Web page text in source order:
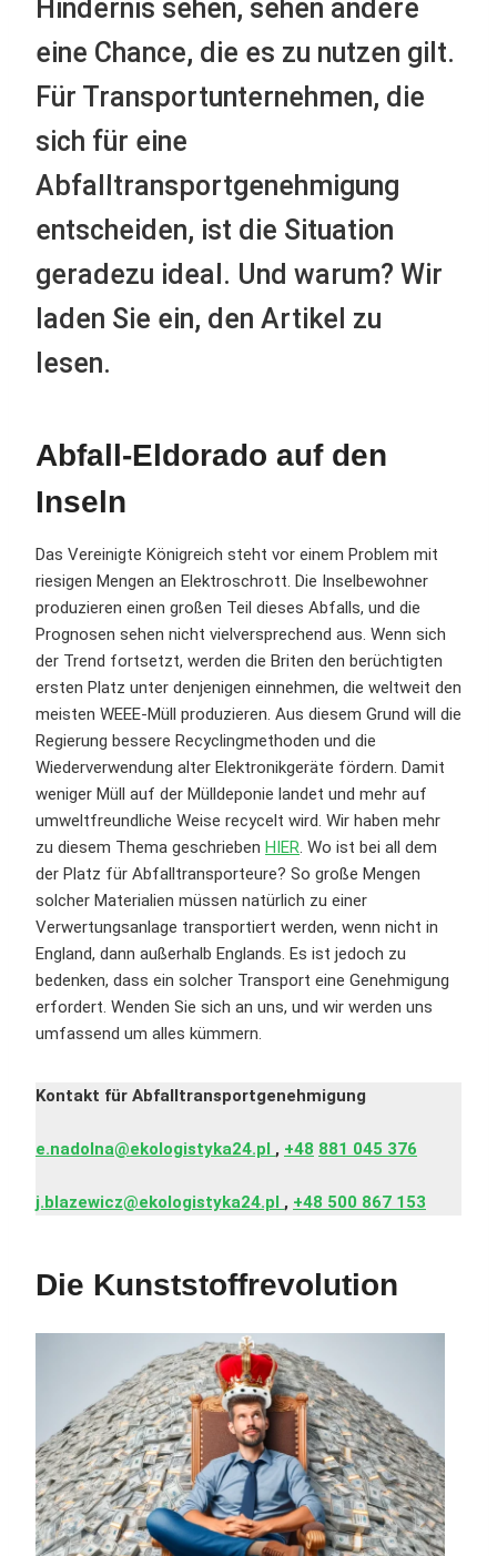
Hindernis sehen, sehen andere
eine Chance, die es zu nutzen gilt.
Für Transportunternehmen, die
sich für eine
Abfalltransportgenehmigung
entscheiden, ist die Situation
geradezu ideal. Und warum? Wir
laden Sie ein, den Artikel zu
lesen.
Abfall-Eldorado auf den
Inseln
Das Vereinigte Königreich steht vor einem Problem mit
riesigen Mengen an Elektroschrott. Die Inselbewohner
produzieren einen großen Teil dieses Abfalls, und die
Prognosen sehen nicht vielversprechend aus. Wenn sich
der Trend fortsetzt, werden die Briten den berüchtigten
ersten Platz unter denjenigen einnehmen, die weltweit den
meisten WEEE-Müll produzieren. Aus diesem Grund will die
Regierung bessere Recyclingmethoden und die
Wiederverwendung alter Elektronikgeräte fördern. Damit
weniger Müll auf der Mülldeponie landet und mehr auf
umweltfreundliche Weise recycelt wird. Wir haben mehr
zu diesem Thema geschrieben HIER. Wo ist bei all dem
der Platz für Abfalltransporteure? So große Mengen
solcher Materialien müssen natürlich zu einer
Verwertungsanlage transportiert werden, wenn nicht in
England, dann außerhalb Englands. Es ist jedoch zu
bedenken, dass ein solcher Transport eine Genehmigung
erfordert. Wenden Sie sich an uns, und wir werden uns
umfassend um alles kümmern.
Kontakt für Abfalltransportgenehmigung
e.nadolna@ekologistyka24.pl , +48 881 045 376
j.blazewicz@ekologistyka24.pl , +48 500 867 153
Die Kunststoffrevolution